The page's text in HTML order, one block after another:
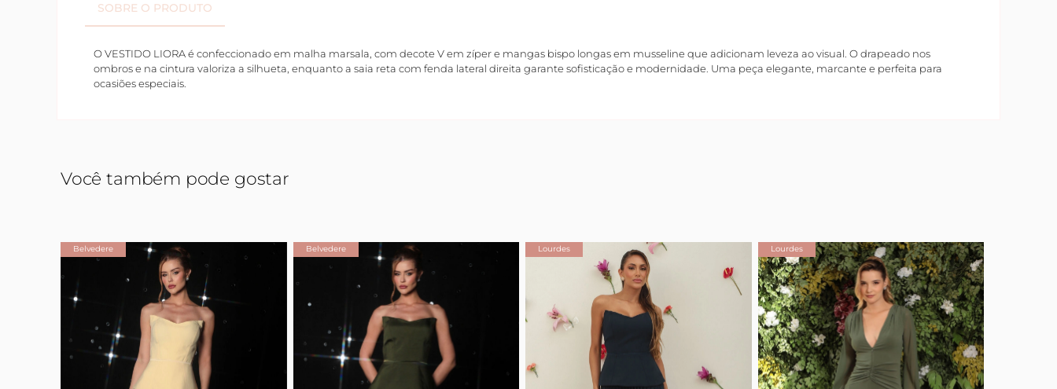
SOBRE O PRODUTO
O VESTIDO LIORA é confeccionado em malha marsala, com decote V em zíper e mangas bispo longas em musseline que adicionam leveza ao visual. O drapeado nos
ombros e na cintura valoriza a silhueta, enquanto a saia reta com fenda lateral direita garante sofisticação e modernidade. Uma peça elegante, marcante e perfeita para
ocasiões especiais.
Você também pode gostar
Belvedere Belvedere Lourdes Lourdes